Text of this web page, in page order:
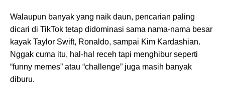
Walaupun banyak yang naik daun, pencarian paling
dicari di TikTok tetap didominasi sama nama-nama besar
kayak Taylor Swift, Ronaldo, sampai Kim Kardashian.
Nggak cuma itu, hal-hal receh tapi menghibur seperti
“funny memes” atau “challenge” juga masih banyak
diburu.